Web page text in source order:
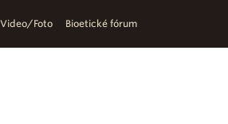
Video/Foto Bioetické fórum